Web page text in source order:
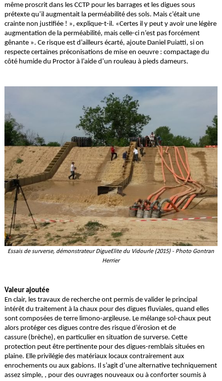
même proscrit dans les CCTP pour les barrages et les digues sous
prétexte qu’il augmentait la perméabilité des sols. Mais c’était une
crainte non justifiée ! », explique-t-il. «Certes il y peut y avoir une légère
augmentation de la perméabilité, mais celle-ci n’est pas forcément
gênante ». Ce risque est d’ailleurs écarté, ajoute Daniel Puiatti, si on
respecte certaines préconisations de mise en oeuvre : compactage du
côté humide du Proctor à l’aide d’un rouleau à pieds dameurs.
Essais de surverse, démonstrateur DigueElite du Vidourle (2015) - Photo Gontran
Herrier
Valeur ajoutée
En clair, les travaux de recherche ont permis de valider le principal
intérêt du traitement à la chaux pour des digues fluviales, quand elles
sont composées de terre limono-argileuse. Le mélange sol-chaux peut
alors protéger ces digues contre des risque d’érosion et de
cassure (brèche), en particulier en situation de surverse. Cette
protection peut être pertinente pour des digues-remblais situées en
plaine. Elle privilégie des matériaux locaux contrairement aux
enrochements ou aux gabions. Il s’agit d’une alternative techniquement
assez simple, , pour des ouvrages nouveaux ou à conforter soumis à